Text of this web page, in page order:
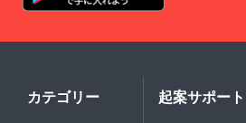
カテゴリー 起案サポート